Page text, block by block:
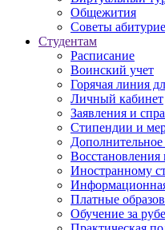
Общежития
Советы
Студентам
Расписание
Воинский учет
Горячая линия
Личный кабинет
Заявления и
Стипендии и
Дополнительное
Иностранному
Информационная
Платные
Обучение за